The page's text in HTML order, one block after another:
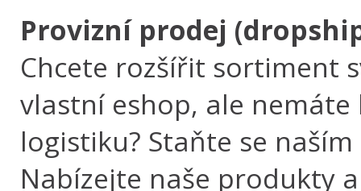
Provizní prodej
Chcete rozšířit sortiment
vlastní eshop, ale
logistiku? Staňte se
Nabízejte naše produkty